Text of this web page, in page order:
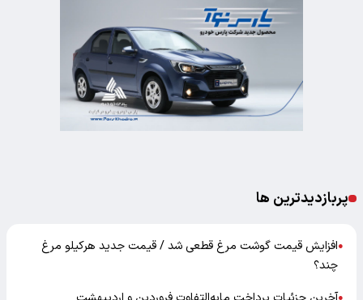
پربازدیدترین ها
●افزایش قیمت گوشت مرغ قطعی شد / قیمت جدید هرکیلو مرغ
چند؟